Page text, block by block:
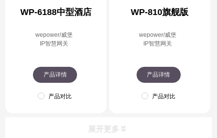
WP-6188中型酒店
wepower/威堡
IP智慧网关
产品详情
产品对比
WP-810旗舰版
wepower/威堡
IP智慧网关
产品详情
产品对比
展开更多